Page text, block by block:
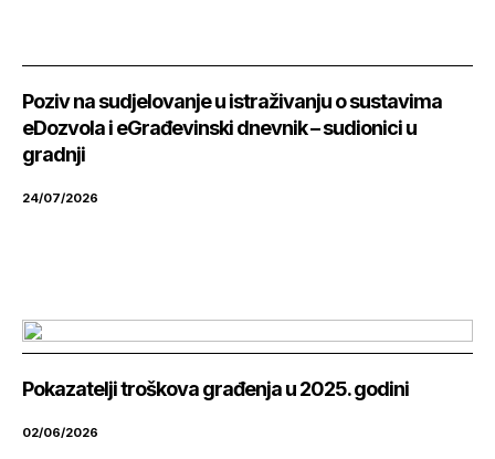
Poziv na sudjelovanje u istraživanju o sustavima
eDozvola i eGrađevinski dnevnik – sudionici u
gradnji
24/07/2026
Pokazatelji troškova građenja u 2025. godini
02/06/2026